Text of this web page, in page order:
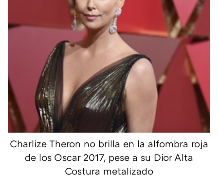
Charlize Theron no brilla en la alfombra roja
de los Oscar 2017, pese a su Dior Alta
Costura metalizado